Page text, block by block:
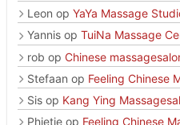
Leon op YaYa Massage
Yannis op TuiNa Massage
rob op Chinese
Stefaan op Feeling Chinese
Sis op Kang Ying
Phietje op Feeling Chinese